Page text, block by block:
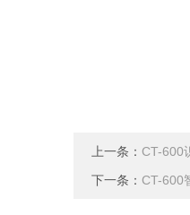
上一条： CT-600
下一条： CT-600